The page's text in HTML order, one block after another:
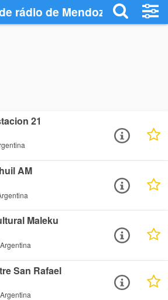
rádio de Mendoza - Ouça
21
AM
Maleku
San Rafael